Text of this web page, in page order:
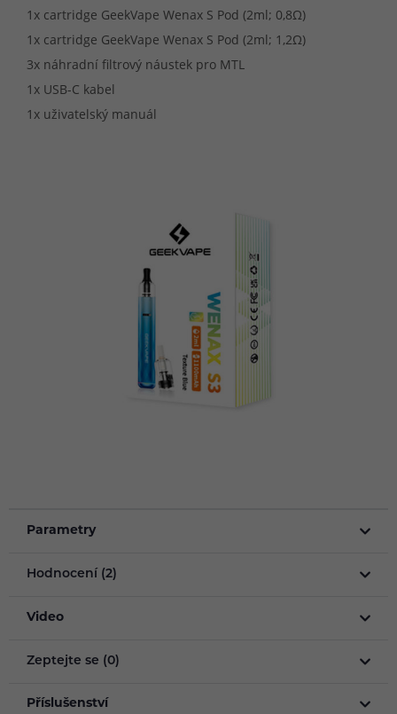
1x cartridge GeekVape Wenax S Pod (2ml; 0,8Ω)
1x cartridge GeekVape Wenax S Pod (2ml; 1,2Ω)
3x náhradní filtrový náustek pro MTL
1x USB-C kabel
1x uživatelský manuál
Parametry
Hodnocení (2)
Video
Zeptejte se (0)
Příslušenství